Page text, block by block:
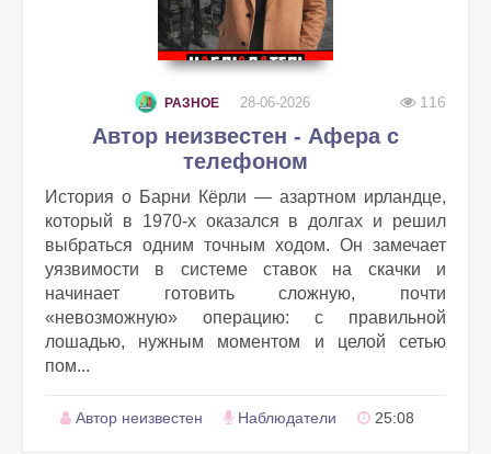
РАЗНОЕ 28-06-2026 116
Автор неизвестен - Афера с
телефоном
История о Барни Кёрли — азартном ирландце,
который в 1970‑х оказался в долгах и решил
выбраться одним точным ходом. Он замечает
уязвимости в системе ставок на скачки и
начинает готовить сложную, почти
«невозможную» операцию: с правильной
лошадью, нужным моментом и целой сетью
пом...
Автор неизвестен Наблюдатели 25:08